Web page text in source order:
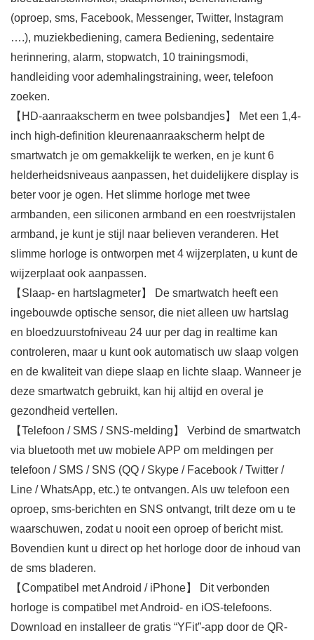
(oproep, sms, Facebook, Messenger, Twitter, Instagram
….), muziekbediening, camera Bediening, sedentaire
herinnering, alarm, stopwatch, 10 trainingsmodi,
handleiding voor ademhalingstraining, weer, telefoon
zoeken.
【HD-aanraakscherm en twee polsbandjes】 Met een 1,4-
inch high-definition kleurenaanraakscherm helpt de
smartwatch je om gemakkelijk te werken, en je kunt 6
helderheidsniveaus aanpassen, het duidelijkere display is
beter voor je ogen. Het slimme horloge met twee
armbanden, een siliconen armband en een roestvrijstalen
armband, je kunt je stijl naar believen veranderen. Het
slimme horloge is ontworpen met 4 wijzerplaten, u kunt de
wijzerplaat ook aanpassen.
【Slaap- en hartslagmeter】 De smartwatch heeft een
ingebouwde optische sensor, die niet alleen uw hartslag
en bloedzuurstofniveau 24 uur per dag in realtime kan
controleren, maar u kunt ook automatisch uw slaap volgen
en de kwaliteit van diepe slaap en lichte slaap. Wanneer je
deze smartwatch gebruikt, kan hij altijd en overal je
gezondheid vertellen.
【Telefoon / SMS / SNS-melding】 Verbind de smartwatch
via bluetooth met uw mobiele APP om meldingen per
telefoon / SMS / SNS (QQ / Skype / Facebook / Twitter /
Line / WhatsApp, etc.) te ontvangen. Als uw telefoon een
oproep, sms-berichten en SNS ontvangt, trilt deze om u te
waarschuwen, zodat u nooit een oproep of bericht mist.
Bovendien kunt u direct op het horloge door de inhoud van
de sms bladeren.
【Compatibel met Android / iPhone】 Dit verbonden
horloge is compatibel met Android- en iOS-telefoons.
Download en installeer de gratis “YFit”-app door de QR-